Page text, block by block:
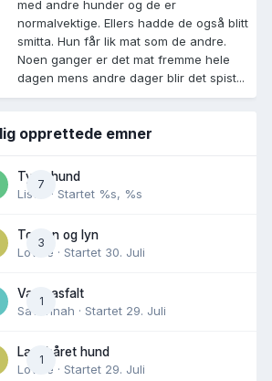
med andre hunder og de er
normalvektige. Ellers hadde de også blitt
smitta. Hun får lik mat som de andre.
Noen ganger er det mat fremme hele
dagen mens andre dager blir det spist...
opprettede emner
7
Tynn hund
Lisen
· Startet %s, %s
3
Torden og lyn
Lovise · Startet 30. Juli
1
Varm asfalt
Savannah · Startet 29. Juli
1
Langhåret hund
Lovise · Startet 29. Juli